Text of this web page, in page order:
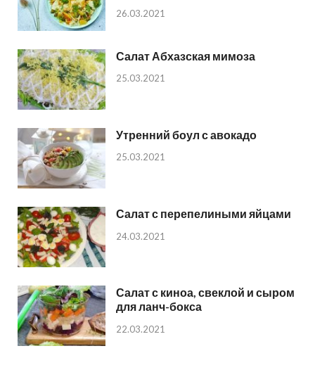
26.03.2021
Салат Абхазская мимоза
25.03.2021
Утренний боул с авокадо
25.03.2021
Салат с перепелиными яйцами
24.03.2021
Салат с киноа, свеклой и сыром
для ланч-бокса
22.03.2021